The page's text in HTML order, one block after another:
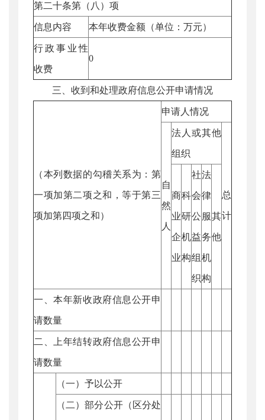
第二十条第（八）项
信息内容 本年收费金额（单位：万元）
行政事业性
收费
0
三、收到和处理政府信息公开申请情况
（本列数据的勾稽关系为：第
一项加第二项之和，等于第三
项加第四项之和）
申请人情况
自
然
人
法人或其他
组织
总
计
商
业
企
业
科
研
机
构
社
会
公
益
组
织
法
律
服
务
机
构
其
他
一、本年新收政府信息公开申
请数量
二、上年结转政府信息公开申
请数量
（一）予以公开
（二）部分公开（区分处